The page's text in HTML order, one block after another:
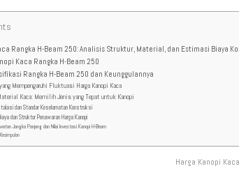
Rangka H-Beam 250: Analisis Struktur, Material, dan Estimasi Biaya
Kaca Rangka H-Beam 250
Rangka H-Beam 250 dan Keunggulannya
Mempengaruhi Fluktuasi Harga Kanopi Kaca
Kaca: Memilih Jenis yang Tepat untuk Kanopi
dan Standar Keselamatan Konstruksi
dan Struktur Penawaran Harga Kanopi
Jangka Panjang dan Nilai Investasi Kanopi H-Beam
Kesimpulan
Harga Kanopi